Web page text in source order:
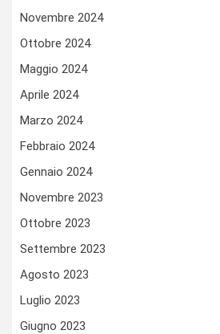
Novembre 2024
Ottobre 2024
Maggio 2024
Aprile 2024
Marzo 2024
Febbraio 2024
Gennaio 2024
Novembre 2023
Ottobre 2023
Settembre 2023
Agosto 2023
Luglio 2023
Giugno 2023